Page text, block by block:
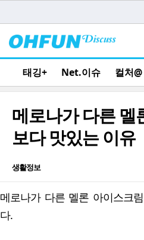
태깅+ Net.이슈 컬처@
메로나가 다른 멜
보다 맛있는 이유
생활정보
메로나가 다른 멜론 아이스크
다.